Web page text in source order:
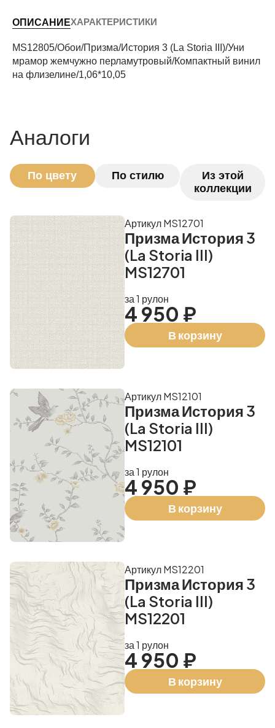
Периметр комнаты (м)
ОПИСАНИЕХАРАКТЕРИСТИКИ
MS12805/Обои/Призма/История 3 (La Storia III)/Уни
мрамор жемчужно перламутровый/Компактный винил
на флизелине/1,06*10,05
Аналоги
По цвету По стилю
Из этой
коллекции
Призма История 3
(La Storia III)
MS12701
Артикул MS12701
за 1 рулон
4 950 ₽
В корзину
Призма История 3
(La Storia III)
MS12101
Артикул MS12101
за 1 рулон
4 950 ₽
В корзину
Призма История 3
(La Storia III)
MS12201
Артикул MS12201
за 1 рулон
4 950 ₽
В корзину